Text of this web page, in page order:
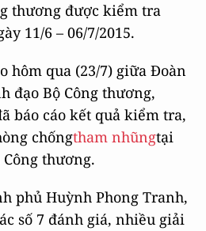
thương được kiểm tra
11/6 – 06/7/2015.
hôm qua (23/7) giữa Đoàn
đạo Bộ Công thương,
báo cáo kết quả kiểm tra,
chốngtham nhũngtại
thương.
phủ Huỳnh Phong Tranh,
số 7 đánh giá, nhiều giải